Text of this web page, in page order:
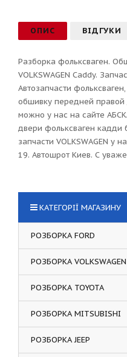
ОПИС ВІДГУКИ
Разборка фольксваген.
VOLKSWAGEN Caddy.
Автозапчасти
обшивку передней правой
можно у нас на сайте
двери фольксваген кадди
запчасти VOLKSWAGEN у
19. Автошрот Киев. С
КАТЕГОРІЇ МАГАЗИНУ
РОЗБОРКА FORD
РОЗБОРКА VOLKSWAGEN
РОЗБОРКА TOYOTA
РОЗБОРКА MITSUBISHI
РОЗБОРКА JEEP